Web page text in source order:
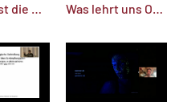
Wie gut ist die Wissenschaft auf die nächste Pandemie vorbereitet? Was lehrt uns One Health?